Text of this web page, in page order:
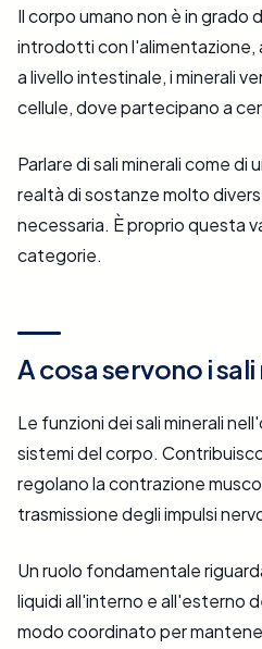
Il corpo umano non è in
introdotti con l'alimentazione,
a livello intestinale, i minerali
cellule, dove partecipano a
Parlare di sali minerali come
realtà di sostanze molto
necessaria. È proprio questa
categorie.
A cosa servono i
Le funzioni dei sali minerali
sistemi del corpo.
regolano la contrazione
trasmissione degli impulsi
Un ruolo fondamentale
liquidi all'interno e all'esterno
modo coordinato per